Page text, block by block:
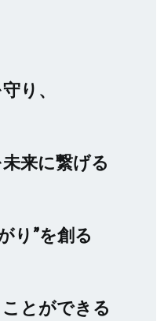
り、
来に繋げる
り”を創る
とができる